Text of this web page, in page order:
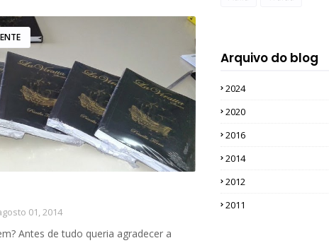
01, 2014
Antes de tudo queria agradecer a
Arquivo do blog
2024
2020
2016
2014
2012
2011